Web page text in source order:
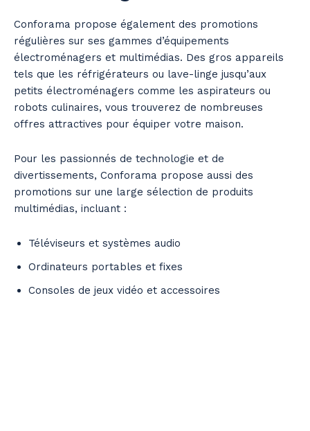
Conforama propose également des promotions
régulières sur ses gammes d’équipements
électroménagers et multimédias. Des gros appareils
tels que les réfrigérateurs ou lave-linge jusqu’aux
petits électroménagers comme les aspirateurs ou
robots culinaires, vous trouverez de nombreuses
offres attractives pour équiper votre maison.
Pour les passionnés de technologie et de
divertissements, Conforama propose aussi des
promotions sur une large sélection de produits
multimédias, incluant :
Téléviseurs et systèmes audio
Ordinateurs portables et fixes
Consoles de jeux vidéo et accessoires